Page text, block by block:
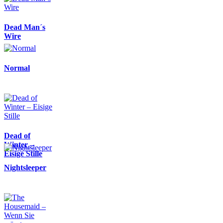
Dead Man´s
Wire
Normal
Dead of
Winter –
Eisige Stille
Nightsleeper